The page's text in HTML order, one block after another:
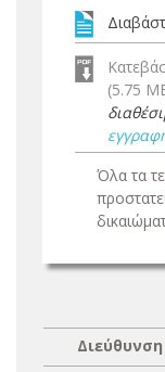
(5.75
Όλα τα